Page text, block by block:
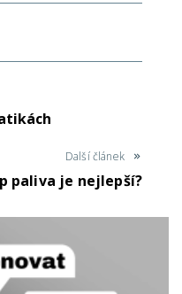
Další článek
paliva je nejlepší?